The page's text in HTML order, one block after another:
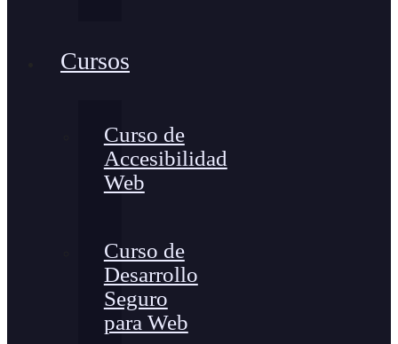
Cursos
Curso de
Accesibilidad
Web
Curso de
Desarrollo
Seguro
para Web